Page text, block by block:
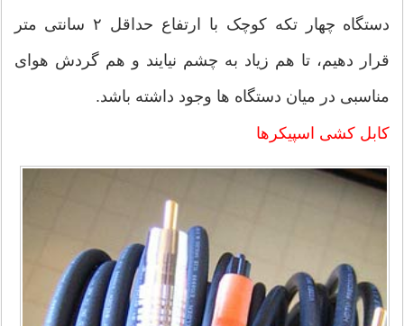
دستگاه چهار تکه کوچک با ارتفاع حداقل ۲ سانتی متر
قرار دهیم، تا هم زیاد به چشم نیایند و هم گردش هوای
مناسبی در میان دستگاه ها وجود داشته باشد.
کابل کشی اسپیکرها